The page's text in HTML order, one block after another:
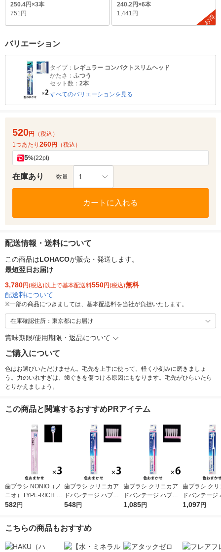
250.4円×3本
751円
240.2円×6本
1,441円
お得
バリエーション
タイプ： レギュラー コンパクトスリムヘッド
かたさ： ふつう
セット数： 2本
すべてのバリエーションを見る
520円
（税込）
1つあたり 260円 （税込）
5%(22pt)
在庫あり 数量 1
カートに入れる
配送情報・送料について
この商品はLOHACOが販売・発送します。
最短翌日お届け
3,780円(税込)以上で基本配送料550円(税込)無料
配送料について
※一部の商品につきましては、基本配送料を当社が負担いたします。
在庫確認住所：東京都にお届け
賞味期限/使用期限・返品について
ご購入について
色はお選びいただけません。毛先を上手に使って、軽く小刻みに磨きましょ
う。力のいれすぎは、歯ぐきを傷つける原因にもなります。毛先がひらいたら
とりかえましょう。
この商品と関連するおすすめPRアイテム
歯ブラシ NONIO（ノ
ニオ）TYPE-RICH ふ
つう 1セット（3本）
582円
歯ブラシ クリニカア
ドバンテージ ハブラ
シ 4列 超コンパクト
ライオン
548円
歯ブラシ クリニカア
ドバンテージ ハブラ
シ 4列 超コンパクト
1,085円
歯ブラシ クリ
ドバンテージ
シ 4列 超コン
1,097円
こちらの商品もおすすめ